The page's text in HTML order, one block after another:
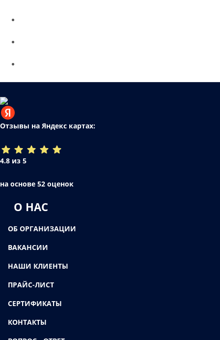
Отзывы на Яндекс картах:
4.8 из 5
на основе 52 оценок
О НАС
ОБ ОРГАНИЗАЦИИ
ВАКАНСИИ
НАШИ КЛИЕНТЫ
ПРАЙС-ЛИСТ
СЕРТИФИКАТЫ
КОНТАКТЫ